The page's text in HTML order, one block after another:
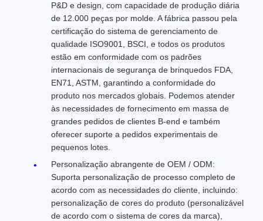
P&D e design, com capacidade de produção diária
de 12.000 peças por molde. A fábrica passou pela
certificação do sistema de gerenciamento de
qualidade ISO9001, BSCI, e todos os produtos
estão em conformidade com os padrões
internacionais de segurança de brinquedos FDA,
EN71, ASTM, garantindo a conformidade do
produto nos mercados globais. Podemos atender
às necessidades de fornecimento em massa de
grandes pedidos de clientes B-end e também
oferecer suporte a pedidos experimentais de
pequenos lotes.
Personalização abrangente de OEM / ODM:
Suporta personalização de processo completo de
acordo com as necessidades do cliente, incluindo:
personalização de cores do produto (personalizável
de acordo com o sistema de cores da marca),